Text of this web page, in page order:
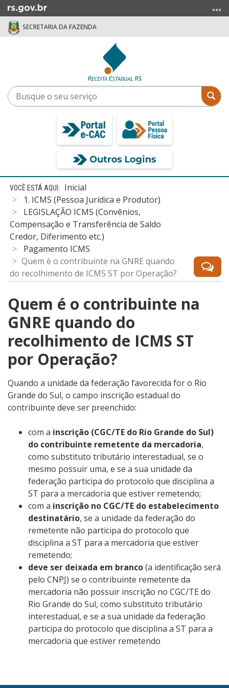
para
menu
SECRETARIA DA FAZENDA
Busque
o
Início
conteúdo
Inicial
1. ICMS (Pessoa Jurídica e Produtor)
LEGISLAÇÃO ICMS (Convênios,
Compensação e Transferência de Saldo
Credor, Diferimento etc.)
Pagamento ICMS
Quem é o contribuinte na GNRE quando
do recolhimento de ICMS ST por Operação?
Quem é o contribuinte na
GNRE quando do
recolhimento de ICMS ST
por Operação?
Quando a unidade da federação favorecida for o Rio
Grande do Sul, o campo inscrição estadual do
contribuinte deve ser preenchido:
com a inscrição (CGC/TE do Rio Grande do Sul)
do contribuinte remetente da mercadoria,
como substituto tributário interestadual, se o
mesmo possuir uma, e se a sua unidade da
federação participa do protocolo que disciplina a
ST para a mercadoria que estiver remetendo;
com a inscrição no CGC/TE do estabelecimento
destinatário, se a unidade da federação do
remetente não participa do protocolo que
disciplina a ST para a mercadoria que estiver
remetendo;
deve ser deixada em branco(a identificação será
pelo CNPJ) se o contribuinte remetente da
mercadoria não possuir inscrição no CGC/TE do
Rio Grande do Sul, como substituto tributário
interestadual, e se a sua unidade da federação
participa do protocolo que disciplina a ST para a
mercadoria que estiver remetendo